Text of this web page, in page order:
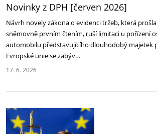
Novinky z DPH [červen 2026]
Návrh novely zákona o evidenci tržeb, která
sněmovně prvním čtením, ruší limitaci u pořízení
automobilu představujícího dlouhodobý majetek
Evropské unie se zabýv…
17. 6. 2026